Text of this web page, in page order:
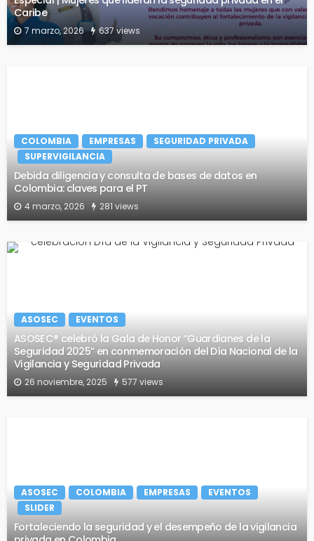
Caribe
7 marzo, 2026 637 views
COLOMBIA EMPRESAS
SEGURIDAD PRIVADA
SUPERVIGILANCIA
Debida diligencia y consulta de bases de datos en
Colombia: claves para el PT
4 marzo, 2026 281 views
ASOSEC EVENTOS
ASOSEC® celebró la Gala de Honor “Guardianes de la
Seguridad 2025” en conmemoración del Día Nacional de la
Vigilancia y Seguridad Privada
26 noviembre, 2025 577 views
ASOSEC COLOMBIA EMPRESAS
EVENTOS
SLIDER
Fortaleciendo la seguridad y el desempeño de la vigilancia